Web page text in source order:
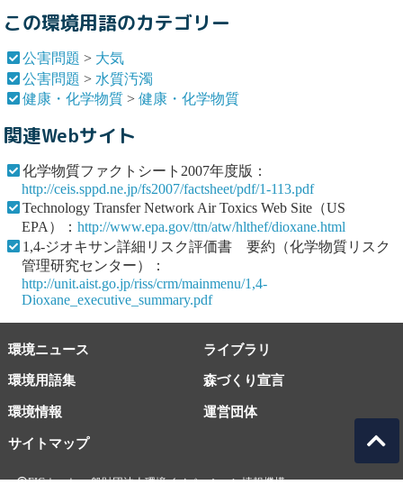
この環境用語のカテゴリー
公害問題 > 大気
公害問題 > 水質汚濁
健康・化学物質 >健康・化学物質
関連Webサイト
化学物質ファクトシート2007年度版：
http://ceis.sppd.ne.jp/fs2007/factsheet/pdf/1-113.pdf
Technology Transfer Network Air Toxics Web Site（US
EPA）： http://www.epa.gov/ttn/atw/hlthef/dioxane.html
1,4-ジオキサン詳細リスク評価書 要約（化学物質リスク
管理研究センター）：
http://unit.aist.go.jp/riss/crm/mainmenu/1,4-
Dioxane_executive_summary.pdf
環境ニュース ライブラリ
環境用語集 森づくり宣言
環境情報
サイトマップ
運営団体
EICネット 一般財団法人環境イノベーション情報機構